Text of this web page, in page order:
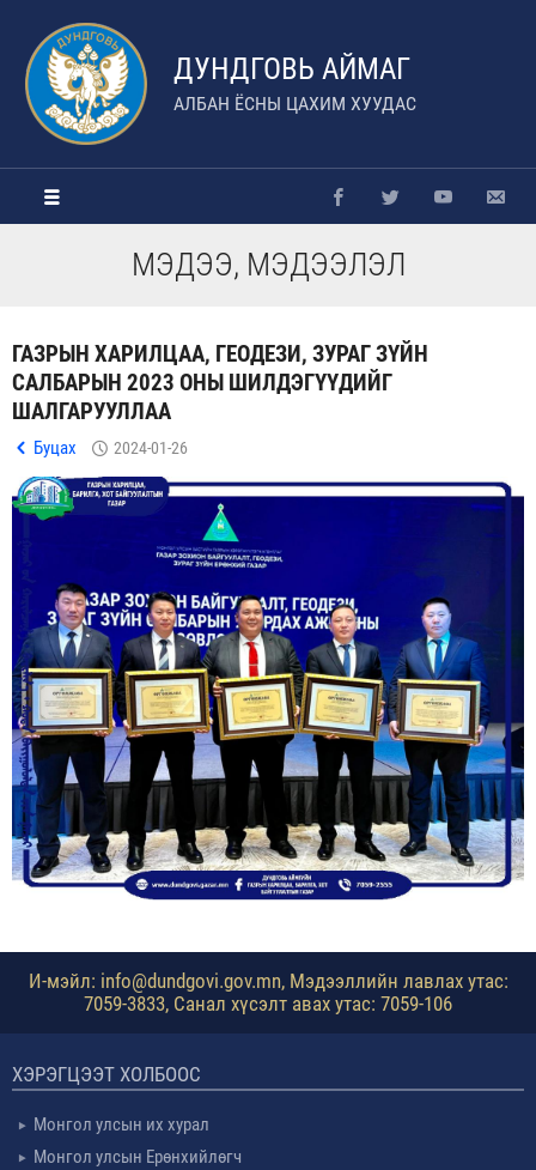
ДУНДГОВЬ АЙМАГ
АЛБАН ЁСНЫ ЦАХИМ ХУУДАС
МЭДЭЭ, МЭДЭЭЛЭЛ
ГАЗРЫН ХАРИЛЦАА, ГЕОДЕЗИ, ЗУРАГ ЗҮЙН
САЛБАРЫН 2023 ОНЫ ШИЛДЭГҮҮДИЙГ
ШАЛГАРУУЛЛАА
Буцах 2024-01-26
И-мэйл: info@dundgovi.gov.mn, Мэдээллийн лавлах утас:
7059-3833, Санал хүсэлт авах утас: 7059-106
ХЭРЭГЦЭЭТ ХОЛБООС
Монгол улсын их хурал
Монгол улсын Ерөнхийлөгч